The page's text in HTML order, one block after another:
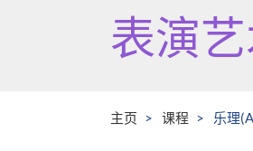
表演
主页 课程 乐理